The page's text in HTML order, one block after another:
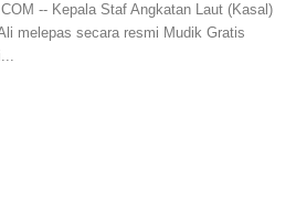
-- Kepala Staf Angkatan Laut (Kasal)
melepas secara resmi Mudik Gratis